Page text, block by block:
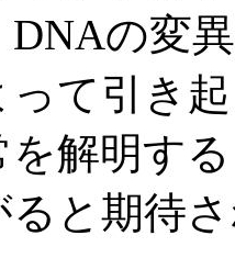
の変
って引き
解明す
ると期待